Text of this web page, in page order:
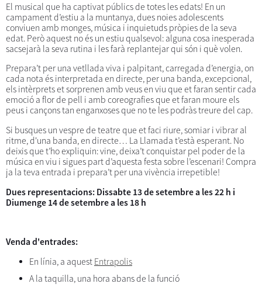
El musical que ha captivat públics de totes les edats! En un
campament d’estiu a la muntanya, dues noies adolescents
conviuen amb monges, música i inquietuds pròpies de la seva
edat. Però aquest no és un estiu qualsevol: alguna cosa inesperada
sacsejarà la seva rutina i les farà replantejar qui són i què volen.
Prepara’t per una vetllada viva i palpitant, carregada d’energia, on
cada nota és interpretada en directe, per una banda, excepcional,
els intèrprets et sorprenen amb veus en viu que et faran sentir cada
emoció a flor de pell i amb coreografies que et faran moure els
peus i cançons tan enganxoses que no te les podràs treure del cap.
Si busques un vespre de teatre que et faci riure, somiar i vibrar al
ritme, d'una banda, en directe… La Llamada t’està esperant. No
deixis que t’ho expliquin: vine, deixa’t conquistar pel poder de la
música en viu i sigues part d’aquesta festa sobre l’escenari! Compra
ja la teva entrada i prepara’t per una vivència irrepetible!
Dues representacions: Dissabte 13 de setembre a les 22 h i
Diumenge 14 de setembre a les 18 h
Venda d'entrades:
En línia, a aquest Entrapolis
A la taquilla, una hora abans de la funció